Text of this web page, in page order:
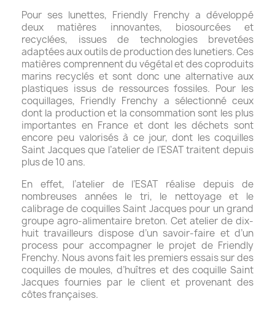
Pour ses lunettes, Friendly Frenchy a développé
deux matières innovantes, biosourcées et
recyclées, issues de technologies brevetées
adaptées aux outils de production des lunetiers. Ces
matières comprennent du végétal et des coproduits
marins recyclés et sont donc une alternative aux
plastiques issus de ressources fossiles. Pour les
coquillages, Friendly Frenchy a sélectionné ceux
dont la production et la consommation sont les plus
importantes en France et dont les déchets sont
encore peu valorisés à ce jour, dont les coquilles
Saint Jacques que l’atelier de l’ESAT traitent depuis
plus de 10 ans.
En effet, l’atelier de l’ESAT réalise depuis de
nombreuses années le tri, le nettoyage et le
calibrage de coquilles Saint Jacques pour un grand
groupe agro-alimentaire breton. Cet atelier de dix-
huit travailleurs dispose d’un savoir-faire et d’un
process pour accompagner le projet de Friendly
Frenchy. Nous avons fait les premiers essais sur des
coquilles de moules, d’huîtres et des coquille Saint
Jacques fournies par le client et provenant des
côtes françaises.